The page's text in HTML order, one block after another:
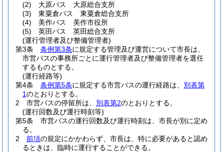
(2)
大原バス 大原総合支所
(3)
東粟倉バス 東粟倉総合支所
(4)
美作バス 美作市役所
(5)
英田バス 英田総合支所
(運行管理者及び整備管理者)
第3条
条例第3条に規定する管理及び運営について市長は、
市営バスの事務所ごとに運行管理者及び整備管理者を選任
するものとする。
(運行経路等)
第4条
条例第5条に規定する市営バスの運行経路は、 別表第
1のとおりとする。
2
市営バスの停留所は、 別表第2のとおりとする。
(運行回数及び運行時刻等)
第5条
市営バスの運行回数及び運行時刻は、市長が別に定め
る。
2
前項の規定にかかわらず、市長は、特に必要があると認め
るときは、臨時に運行することができる。